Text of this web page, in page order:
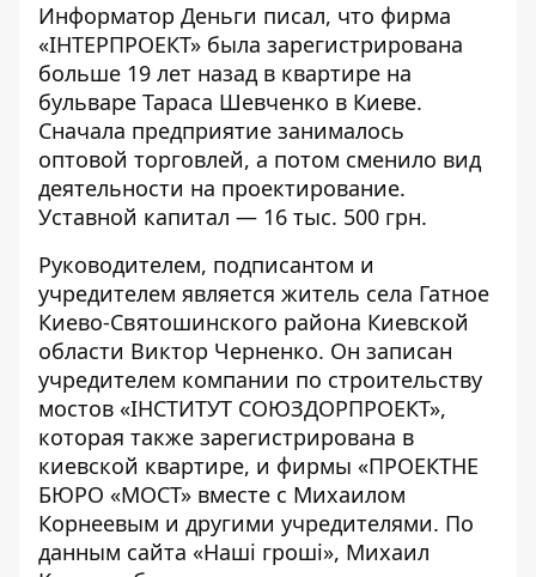
Информатор Деньги писал, что фирма
«ІНТЕРПРОЕКТ» была зарегистрирована
больше 19 лет назад в квартире на
бульваре Тараса Шевченко в Киеве.
Сначала предприятие занималось
оптовой торговлей, а потом сменило вид
деятельности на проектирование.
Уставной капитал — 16 тыс. 500 грн.
Руководителем, подписантом и
учредителем является житель села Гатное
Киево-Святошинского района Киевской
области Виктор Черненко. Он записан
учредителем компании по строительству
мостов «ІНСТИТУТ СОЮЗДОРПРОЕКТ»,
которая также зарегистрирована в
киевской квартире, и фирмы «ПРОЕКТНЕ
БЮРО «МОСТ» вместе с Михаилом
Корнеевым и другими учредителями. По
данным сайта «Наші гроші», Михаил